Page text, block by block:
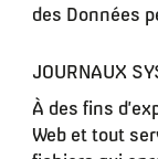
des Données
JOURNAUX
À des fins
Web et tout